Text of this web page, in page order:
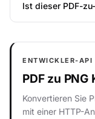
Ist dieser PDF-
ENTWICKLER-API
PDF zu
Konvertieren Sie
mit einer HTTP-